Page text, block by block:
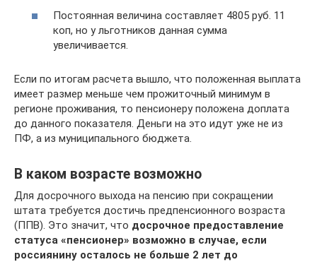
Постоянная величина составляет 4805 руб. 11
коп, но у льготников данная сумма
увеличивается.
Если по итогам расчета вышло, что положенная выплата
имеет размер меньше чем прожиточный минимум в
регионе проживания, то пенсионеру положена доплата
до данного показателя. Деньги на это идут уже не из
ПФ, а из муниципального бюджета.
В каком возрасте возможно
Для досрочного выхода на пенсию при сокращении
штата требуется достичь предпенсионного возраста
(ППВ). Это значит, что досрочное предоставление
статуса «пенсионер» возможно в случае, если
россиянину осталось не больше 2 лет до